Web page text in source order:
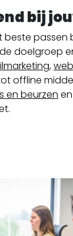
bij
beste passen
doelgroep
,
offline
en beurzen en